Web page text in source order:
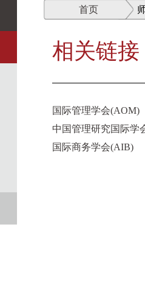
首页
相关链接
国际管理学会(AOM)
中国管理研究国际学
国际商务学会(AIB)